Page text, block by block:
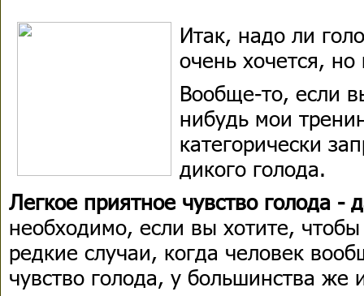
Итак, надо ли
очень хочется, но
Вообще-то, если
нибудь мои
категорически
дикого голода.
Легкое приятное чувство голода -
необходимо, если вы хотите,
редкие случаи, когда человек
чувство голода, у большинства же